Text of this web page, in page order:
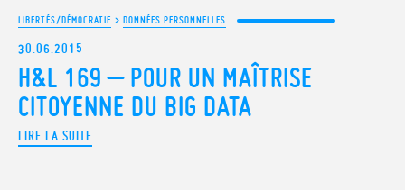
LIBERTÉS/DÉMOCRATIE > DONNÉES PERSONNELLES
30.06.2015
H&L 169 – POUR UN MAÎTRISE
CITOYENNE DU BIG DATA
LIRE LA SUITE